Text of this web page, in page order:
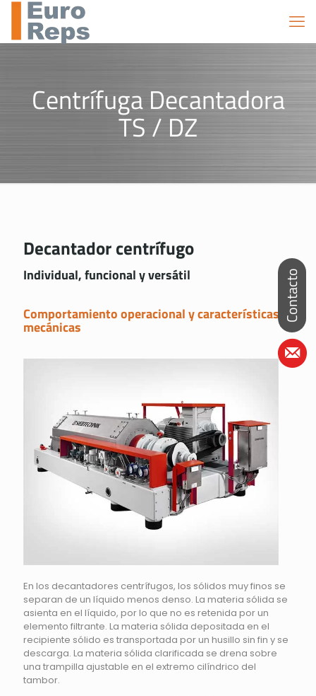
Centrífuga Decantadora
TS / DZ
Decantador centrífugo
Individual, funcional y versátil
Comportamiento operacional y características
mecánicas
En los decantadores centrífugos, los sólidos muy finos se
separan de un líquido menos denso. La materia sólida se
asienta en el líquido, por lo que no es retenida por un
elemento filtrante. La materia sólida depositada en el
recipiente sólido es transportada por un husillo sin fin y se
descarga. La materia sólida clarificada se drena sobre
una trampilla ajustable en el extremo cilíndrico del
tambor.